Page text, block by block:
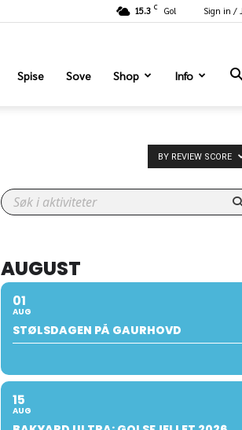
15.3 C Gol Sign in /
Spise Sove Shop Info
BY REVIEW SCORE
AUGUST
01
AUG
STØLSDAGEN PÅ GAURHOVD
15
AUG